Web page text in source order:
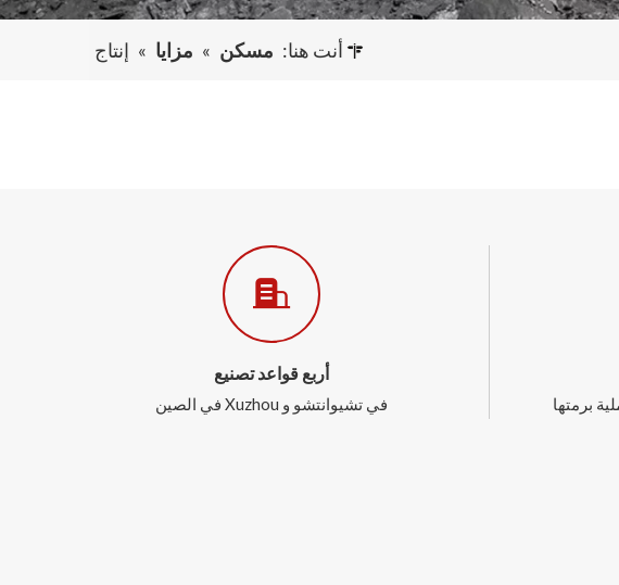
أنت هنا: مسكن » مزايا » إنتاج
أربع قواعد تصنيع
في تشيوانتشو و Xuzhou في الصين برمتها